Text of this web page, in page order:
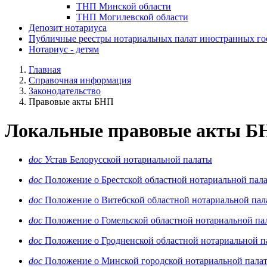
ТНП Минской области
ТНП Могилевской области
Депозит нотариуса
Публичные реестры нотариальных палат иностранных
Нотариус - детям
Главная
Справочная информация
Законодательство
Правовые акты БНП
Локальные правовые акты
doc Устав Белорусской нотариальной палаты
doc Положение о Брестской областной нотариальной
doc Положение о Витебской областной нотариальной
doc Положение о Гомельской областной нотариальной
doc Положение о Гродненской областной нотариальной
doc Положение о Минской городской нотариальной